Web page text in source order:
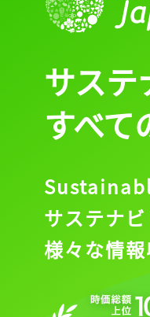
サステ
すべて
サステナ
様々な情